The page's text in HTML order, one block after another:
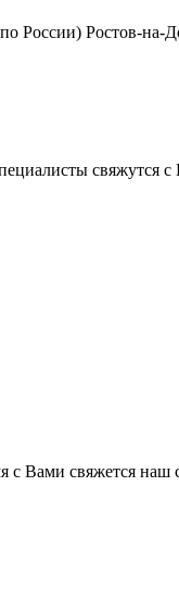
России) Ростов-на-
свяжутся
Вами свяжется наш